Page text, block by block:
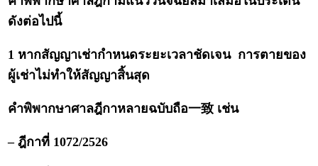
ดังต่อไปนี้
1 หากสัญญาเช่ากำหนดระยะเวลาชัดเจน การตายของ
ผู้เช่าไม่ทำให้สัญญาสิ้นสุด
คำพิพากษาศาลฎีกาหลายฉบับถือ一致 เช่น
– ฎีกาที่ 1072/2526